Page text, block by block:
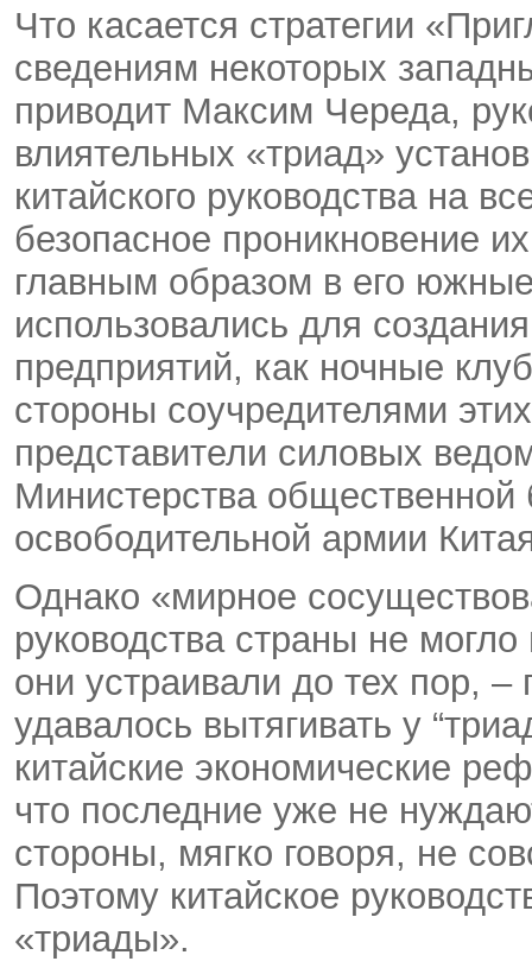
Что касается стратегии
сведениям некоторых
приводит Максим Череда,
влиятельных «триад»
китайского руководства на
безопасное проникновение
главным образом в его
использовались для
предприятий, как ночные
стороны соучредителями
представители силовых
Министерства общественной
освободительной армии
Однако «мирное
руководства страны не
они устраивали до тех пор,
удавалось вытягивать у
китайские экономические
что последние уже не
стороны, мягко говоря, не
Поэтому китайское
«триады».